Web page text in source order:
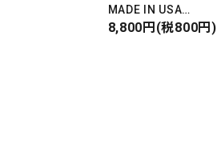
MADE IN USA
Front Design
8,800円(税800円)